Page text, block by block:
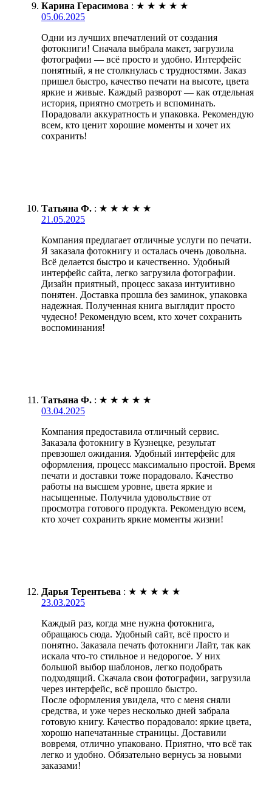
Карина Герасимова : ★ ★ ★ ★ ★
05.06.2025
Одни из лучших впечатлений от создания
фотокниги! Сначала выбрала макет, загрузила
фотографии — всё просто и удобно. Интерфейс
понятный, я не столкнулась с трудностями. Заказ
пришел быстро, качество печати на высоте, цвета
яркие и живые. Каждый разворот — как отдельная
история, приятно смотреть и вспоминать.
Порадовали аккуратность и упаковка. Рекомендую
всем, кто ценит хорошие моменты и хочет их
сохранить!
Татьяна Ф. : ★ ★ ★ ★ ★
21.05.2025
Компания предлагает отличные услуги по печати.
Я заказала фотокнигу и осталась очень довольна.
Всё делается быстро и качественно. Удобный
интерфейс сайта, легко загрузила фотографии.
Дизайн приятный, процесс заказа интуитивно
понятен. Доставка прошла без заминок, упаковка
надежная. Полученная книга выглядит просто
чудесно! Рекомендую всем, кто хочет сохранить
воспоминания!
Татьяна Ф. : ★ ★ ★ ★ ★
03.04.2025
Компания предоставила отличный сервис.
Заказала фотокнигу в Кузнецке, результат
превзошел ожидания. Удобный интерфейс для
оформления, процесс максимально простой. Время
печати и доставки тоже порадовало. Качество
работы на высшем уровне, цвета яркие и
насыщенные. Получила удовольствие от
просмотра готового продукта. Рекомендую всем,
кто хочет сохранить яркие моменты жизни!
Дарья Терентьева : ★ ★ ★ ★ ★
23.03.2025
Каждый раз, когда мне нужна фотокнига,
обращаюсь сюда. Удобный сайт, всё просто и
понятно. Заказала печать фотокниги Лайт, так как
искала что-то стильное и недорогое. У них
большой выбор шаблонов, легко подобрать
подходящий. Скачала свои фотографии, загрузила
через интерфейс, всё прошло быстро.
После оформления увидела, что с меня сняли
средства, и уже через несколько дней забрала
готовую книгу. Качество порадовало: яркие цвета,
хорошо напечатанные страницы. Доставили
вовремя, отлично упаковано. Приятно, что всё так
легко и удобно. Обязательно вернусь за новыми
заказами!